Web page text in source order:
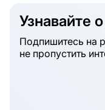
Узнавайте
Подпишитесь на
не пропустить